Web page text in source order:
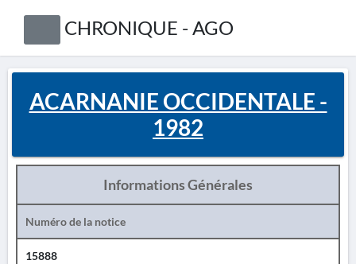
CHRONIQUE - AGO
ACARNANIE OCCIDENTALE -
1982
Informations Générales
Numéro de la notice
15888